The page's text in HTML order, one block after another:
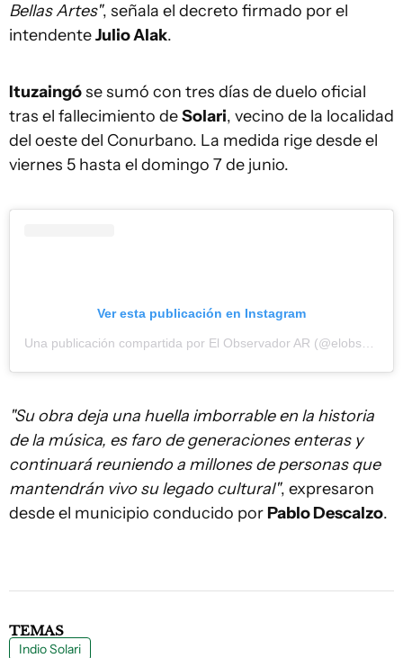
Bellas Artes", señala el decreto firmado por el
intendenteJulio Alak.
Ituzaingóse sumó con tres días de duelo oficial
tras el fallecimiento deSolari, vecino de la localidad
del oeste del Conurbano. La medida rige desde el
viernes 5 hasta el domingo 7 de junio.
Ver esta publicación en Instagram
"Su obra deja una huella imborrable en la historia
de la música, es faro de generaciones enteras y
continuará reuniendo a millones de personas que
mantendrán vivo su legado cultural", expresaron
desde el municipio conducido por Pablo Descalzo.
TEMAS
Indio Solari